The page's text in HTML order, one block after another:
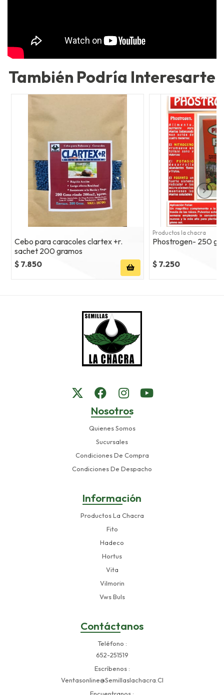
También Podría Interesarte
Cebo para caracoles clartex +r.
sachet 200 gramos
$ 7.850
Productos la chacra
Phostrogen- 250
$ 7.250
Nosotros
Quienes Somos
Sucursales
Condiciones De Compra
Condiciones De Despacho
Información
Productos La Chacra
Fito
Hadeco
Hortus
Vita
Vilmorin
Vws Buls
Contáctanos
Teléfono
652-251519
Escríbenos
Ventasonline@semillaslachacra.cl
Encuentranos